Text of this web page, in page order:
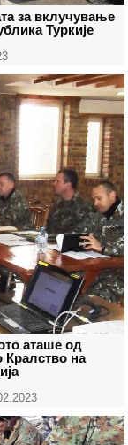
за вклучување
Туркије
аташе од
Кралство на